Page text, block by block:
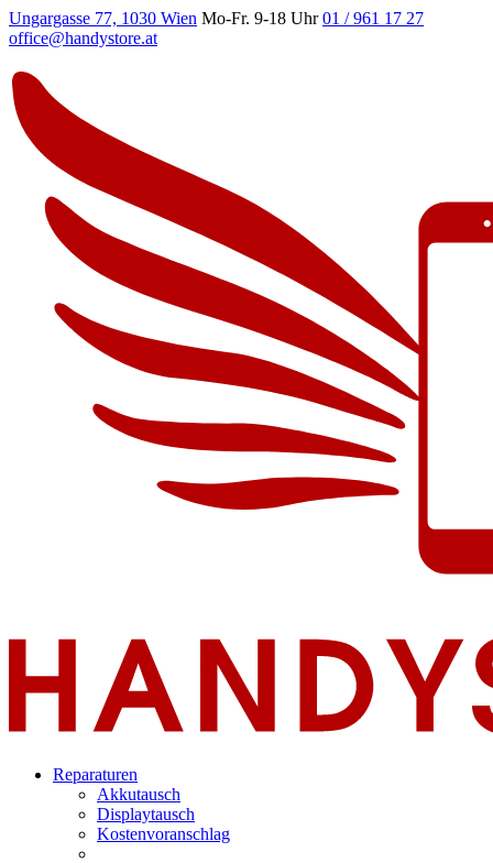
Ungargasse 77, 1030 Wien Mo-Fr. 9-18 Uhr 01 / 961 17 27
office@handystore.at
Reparaturen
Akkutausch
Displaytausch
Kostenvoranschlag